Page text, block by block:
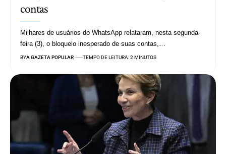
contas
Milhares de usuários do WhatsApp relataram, nesta segunda-
feira (3), o bloqueio inesperado de suas contas,…
BYA GAZETA POPULAR TEMPO DE LEITURA: 2 MINUTOS